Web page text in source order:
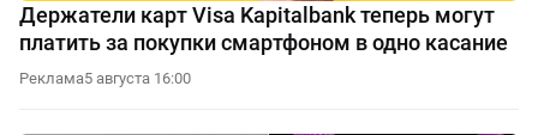
Держатели карт Visa Kapitalbank теперь могут
платить за покупки смартфоном в одно касание
Реклама5 августа 16:00